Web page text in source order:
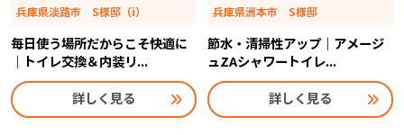
兵庫県淡路市 S様邸（i）
毎日使う場所だからこそ快適に
｜トイレ交換＆内装リ...
詳しく見る
兵庫県洲本市 S様邸
節水・清掃性アップ｜アメージ
ュZAシャワートイレ...
詳しく見る